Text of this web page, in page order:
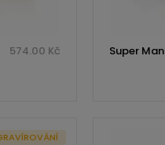
574.00 Kč Super Man